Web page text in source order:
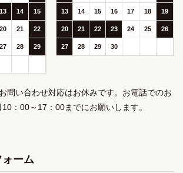
13 14 15
20 21 22
27 28 29
13 14 15 16 17 18 19
20 21 22 23 24 25 26
27 28 29 30
問い合わせ対応はお休みです。お電話でのお
：00～17：00までにお願いします。
ーム